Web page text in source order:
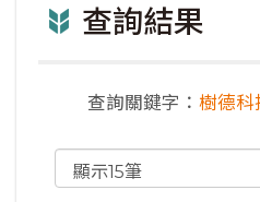
查詢結果
查詢關鍵字： 樹德科